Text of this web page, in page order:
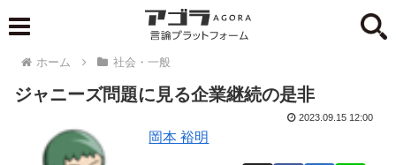
ホーム 社会・一般
ジャニーズ問題に見る企業継続の是非
岡本 裕明
2023.09.15 12:00